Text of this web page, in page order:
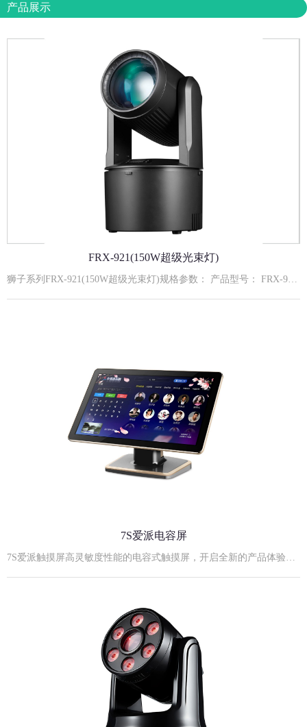
产品展示
FRX-921(150W超级光束灯)
狮子系列FRX-921(150W超级光束灯)规格参数： 产品型号： FRX-921输入电压： AC110-240V,50/60Hz额定功率： 150W额定寿命： 约50000小时主要功能： 高穿透力光束 ；18蜂窝棱镜旋转效果 ；9+1图案/颜色流畅切换系统光源组成： 150W白光特定灯珠通讯信号： 标准DMX512信号；RJ45接口控制模式： 默认DMX512模式、自走模式、主从模式、声控模式外壳材质： VO级无卤阻燃机身工作环境： 室内使用冷却方式： 强制风冷水平扫描： 水平旋转最大角度540度垂直扫描： 垂直旋转最大角度180度 安装方式： 建议安装方式： 嵌入式安装(加固吊顶结构)嵌入式安装开孔尺寸：φ230×H110mmAddrA001-A512512地址设置CHnd12CH12通道设置SLndAuto主机自走模式Soun主机声控模式dNh控台模式rPANnoX电机正转YESX电机反转rTiLnoY电机正转YESY电机反转SEnS0-99声控灵敏度体调节LEdOFF5秒后灭屏ON屏幕一直开启dISPno显示反向YES显示正向C000温度显示rESTYES复位12通道功能DMX数值描述1X轴0-2552X轴微调0-2553Y轴0-2554Y轴微调0-2555X Y轴速度0-255速度由快到慢6图案白光0-255图案调光从暗到亮7图案频闪0-9无功能10-255同步频闪速度由慢到快（1HZ25HZ）8色盘0--10白光11--21颜色122--32颜色233--43颜色344--54颜色455--65颜色566--76颜色677--127颜色7128-255颜色自走9图案盘0-15过光孔16-23图案124-31图案232-39图案340-47图案447-55图案556-63图案664-127图案7128-255自走10棱镜0-7关闭棱镜8-127打开棱镜128-255棱镜自转由慢到快11宏功能0-49无50-149自走,由快到慢150-255声控12复位0-240无功能241-255复位,5s有效。
7S爱派电容屏